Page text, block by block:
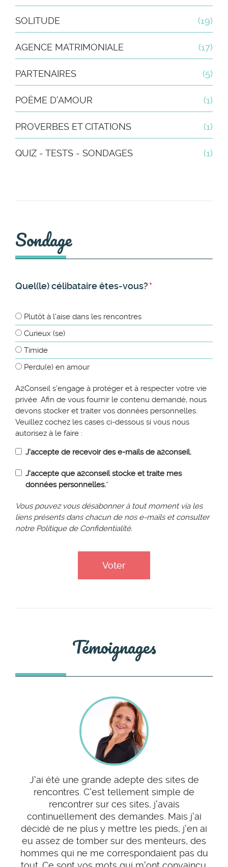
SOLITUDE (19)
AGENCE MATRIMONIALE (17)
PARTENAIRES (5)
POÈME D'AMOUR (1)
PROVERBES ET CITATIONS (1)
QUIZ - TESTS - SONDAGES (1)
Sondage
Quel(le) célibataire êtes-vous?*
Plutôt à l'aise dans les rencontres
Curieux (se)
Timide
Perdu(e) en amour
A2Conseil s'engage à protéger et à respecter votre vie
privée. Afin de vous fournir le contenu demandé, nous
devons stocker et traiter vos données personnelles.
Veuillez cochez les cases ci-dessous si vous nous
autorisez à le faire :
J'accepte de recevoir des e-mails de a2conseil.
J'accepte que a2conseil stocke et traite mes
données personnelles.*
Vous pouvez vous désabonner à tout moment via les
liens présents dans chacun de nos e-mails et consulter
notre Politique de Confidentialité.
Témoignages
J'ai été une grande adepte des sites de
rencontres. C'est tellement simple de
rencontrer sur ces sites, j'avais
continuellement des demandes. Mais j'ai
décidé de ne plus y mettre les pieds, j'en ai
eu assez de tomber sur des menteurs, des
hommes qui ne me correspondaient pas du